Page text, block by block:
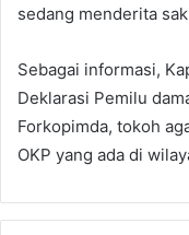
sedang menderita
Sebagai informasi,
Deklarasi Pemilu
Forkopimda, tokoh
OKP yang ada di